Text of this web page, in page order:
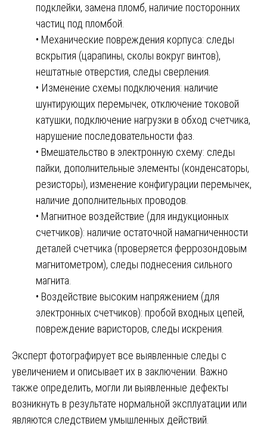
подклейки, замена пломб, наличие посторонних
частиц под пломбой.
• Механические повреждения корпуса: следы
вскрытия (царапины, сколы вокруг винтов),
нештатные отверстия, следы сверления.
• Изменение схемы подключения: наличие
шунтирующих перемычек, отключение токовой
катушки, подключение нагрузки в обход счетчика,
нарушение последовательности фаз.
• Вмешательство в электронную схему: следы
пайки, дополнительные элементы (конденсаторы,
резисторы), изменение конфигурации перемычек,
наличие дополнительных проводов.
• Магнитное воздействие (для индукционных
счетчиков): наличие остаточной намагниченности
деталей счетчика (проверяется феррозондовым
магнитометром), следы поднесения сильного
магнита.
• Воздействие высоким напряжением (для
электронных счетчиков): пробой входных цепей,
повреждение варисторов, следы искрения.
Эксперт фотографирует все выявленные следы с
увеличением и описывает их в заключении. Важно
также определить, могли ли выявленные дефекты
возникнуть в результате нормальной эксплуатации или
являются следствием умышленных действий.